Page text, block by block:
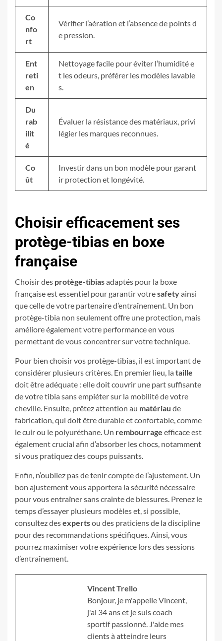
Co
nfo
rt
Vérifier l’aération et l’absence de points d
e pression.
Ent
reti
en
Nettoyage facile pour éviter l’humidité e
t les odeurs, préférer les modèles lavable
s.
Du
rab
ilit
é
Évaluer la résistance des matériaux, privi
légier les marques reconnues.
Co
ût
Investir dans un bon modèle pour garant
ir protection et longévité.
Choisir efficacement ses
protège-tibias en boxe
française
Choisir des protège-tibiasadaptés pour la boxe
française est essentiel pour garantir votresafetyainsi
que celle de votre partenaire d’entraînement. Un bon
protège-tibia non seulement offre une protection, mais
améliore également votre performance en vous
permettant de vous concentrer sur votre technique.
Pour bien choisir vos protège-tibias, il est important de
considérer plusieurs critères. En premier lieu, la taille
doit être adéquate : elle doit couvrir une part suffisante
de votre tibia sans empiéter sur la mobilité de votre
cheville. Ensuite, prêtez attention au matériau de
fabrication, qui doit être durable et confortable, comme
le cuir ou le polyuréthane. Un rembourrage efficace est
également crucial afin d’absorber les chocs, notamment
si vous pratiquez des coups puissants.
Enfin, n’oubliez pas de tenir compte de l’ajustement. Un
bon ajustement vous apportera la sécurité nécessaire
pour vous entraîner sans crainte de blessures. Prenez le
temps d’essayer plusieurs modèles et, si possible,
consultez desexpertsou des praticiens de la discipline
pour des recommandations spécifiques. Ainsi, vous
pourrez maximiser votre expérience lors des sessions
d’entraînement.
Vincent Trello
Bonjour, je m'appelle Vincent,
j'ai 34 ans et je suis coach
sportif passionné. J'aide mes
clients à atteindre leurs